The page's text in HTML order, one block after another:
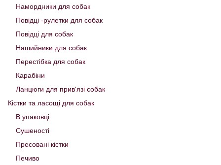
Намордники для собак
Повідці -рулетки для собак
Повідці для собак
Нашийники для собак
Перестібка для собак
Карабіни
Ланцюги для прив'язі собак
Кістки та ласощі для собак
В упаковці
Сушеності
Пресовані кістки
Печиво